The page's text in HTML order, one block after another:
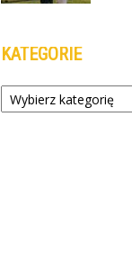
KATEGORIE
Kategorie